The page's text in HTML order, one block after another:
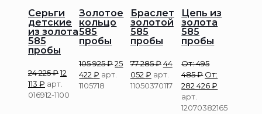
Серьги
детские
из золота
585
пробы
24 225₽12
113 ₽ арт.
016912-1100
Золотое
кольцо
585
пробы
105 925₽25
422₽ арт.
1105718
Браслет
золотой
585
пробы
77 285₽44
052 ₽ арт.
11050370117
Цепь из
золота
585
пробы
От:495
485₽ От:
282 426₽
арт.
12070382165